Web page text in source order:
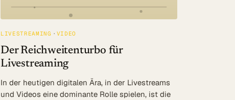
LIVESTREAMING VIDEO
Der Reichweitenturbo für
Livestreaming
In der heutigen digitalen Ära, in der Livestreams
und Videos eine dominante Rolle spielen, ist die